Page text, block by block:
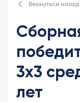
Вернуться назад
3х3
лет